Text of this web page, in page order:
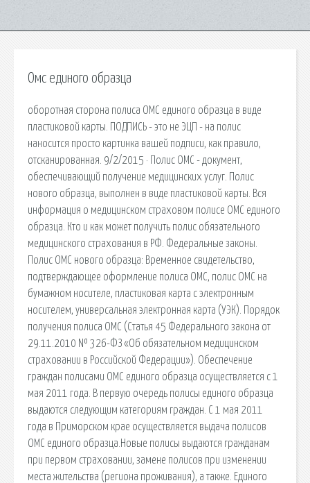
Омс единого образца
оборотная сторона полиса ОМС единого образца в виде
пластиковой карты. ПОДПИСЬ - это не ЭЦП - на полис
наносится просто картинка вашей подписи, как правило,
отсканированная. 9/2/2015 · Полис ОМС - документ,
обеспечивающий получение медицинских услуг. Полис
нового образца, выполнен в виде пластиковой карты. Вся
информация о медицинском страховом полисе ОМС единого
образца. Кто и как может получить полис обязательного
медицинского страхования в РФ. Федеральные законы.
Полис ОМС нового образца: Временное свидетельство,
подтверждающее оформление полиса ОМС, полис ОМС на
бумажном носителе, пластиковая карта с электронным
носителем, универсальная электронная карта (УЭК). Порядок
получения полиса ОМС (Статья 45 Федерального закона от
29.11.2010 № 326-ФЗ «Об обязательном медицинском
страховании в Российской Федерации»). Обеспечение
граждан полисами ОМС единого образца осуществляется с 1
мая 2011 года. В первую очередь полисы единого образца
выдаются следующим категориям граждан. С 1 мая 2011
года в Приморском крае осуществляется выдача полисов
ОМС единого образца.Новые полисы выдаются гражданам
при первом страховании, замене полисов при изменении
места жительства (региона проживания), а также. Единого